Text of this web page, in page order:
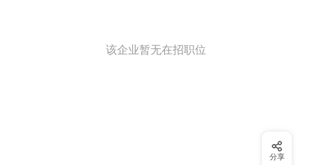
该企业暂无在招职位
分享